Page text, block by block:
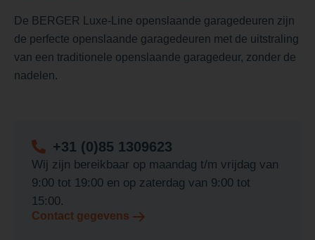
De BERGER Luxe-Line openslaande garagedeuren zijn
de perfecte openslaande garagedeuren met de uitstraling
van een traditionele openslaande garagedeur, zonder de
nadelen.
+31 (0)85 1309623
Wij zijn bereikbaar op maandag t/m vrijdag van
9:00 tot 19:00 en op zaterdag van 9:00 tot
15:00.
Contact gegevens